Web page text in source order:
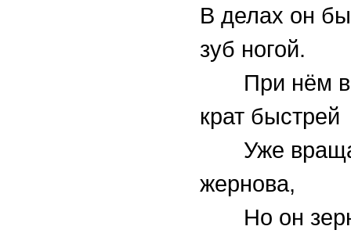
В делах он
зуб ногой.
При нём
крат быстрей
Уже
жернова,
Но он